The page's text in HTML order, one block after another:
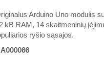
Arduino Uno modulis
kB RAM, 14 skaitmeninių
ryšio sąsajos.